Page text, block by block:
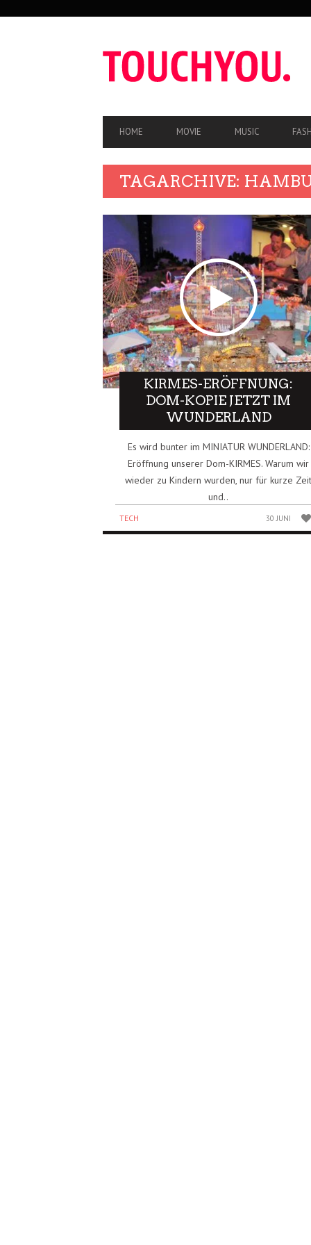
HAUPT-
NAVIGATION
HOME MOVIE MUSIC
TAGARCHIVE:
KIRMES-ERÖFFNUNG:
DOM-KOPIE JETZT IM
WUNDERLAND
Es wird bunter im MINIATUR WUNDERLAND:
Eröffnung unserer Dom-KIRMES. Warum wir
wieder zu Kindern wurden, nur für kurze
und..
TECH 30 JUNI